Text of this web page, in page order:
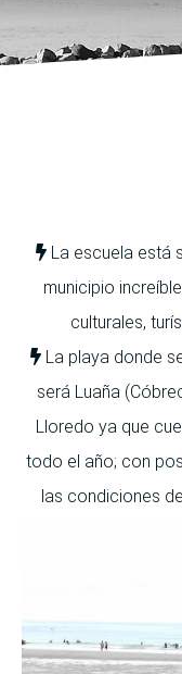
La escuela está
municipio
culturales,
La playa donde
será Luaña
Lloredo ya que
todo el año; con
las condiciones